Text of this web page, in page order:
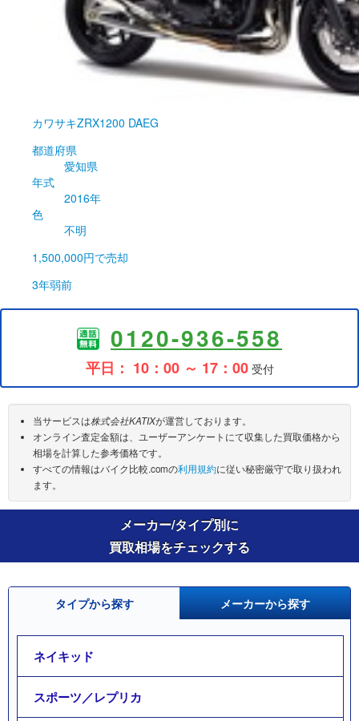
カワサキZRX1200 DAEG
都道府県
愛知県
年式
2016年
色
不明
1,500,000円で売却
3年弱前
0120-936-558
平日： 10：00 ～ 17：00受付
当サービスは株式会社KATIXが運営しております。
オンライン査定金額は、ユーザーアンケートにて収集した買取価格から
相場を計算した参考価格です。
すべての情報はバイク比較.comの利用規約に従い秘密厳守で取り扱われ
ます。
メーカー/タイプ別に
買取相場をチェックする
タイプから探す メーカーから探す
ネイキッド
スポーツ／レプリカ